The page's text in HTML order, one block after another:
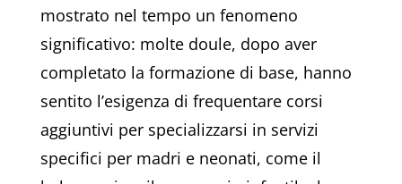
mostrato nel tempo un fenomeno
significativo: molte doule, dopo aver
completato la formazione di base, hanno
sentito l’esigenza di frequentare corsi
aggiuntivi per specializzarsi in servizi
specifici per madri e neonati, come il